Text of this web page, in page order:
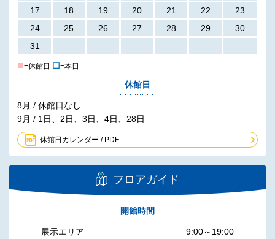
17
18 19 20 21 22
23
24
25 26 27 28 29
30
31
■=休館日 ☐=本日
休館日
8月 / 休館日なし
9月 / 1日、2日、3日、4日、28日
休館日カレンダー / PDF
フロアガイド
開館時間
展示エリア
9:00～19:00